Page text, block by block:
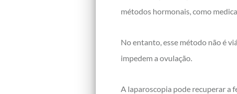
métodos hormonais, como
No entanto, esse método não é
impedem a ovulação.
A laparoscopia pode recuperar a